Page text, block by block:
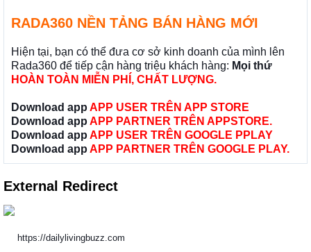
RADA360 NỀN TẢNG BÁN HÀNG MỚI
Hiện tại, bạn có thể đưa cơ sở kinh doanh của mình lên
Rada360 để tiếp cận hàng triệu khách hàng: Mọi thứ
HOÀN TOÀN MIỄN PHÍ, CHẤT LƯỢNG.
Download app APP USER TRÊN APP STORE
Download app APP PARTNER TRÊN APPSTORE.
Download app APP USER TRÊN GOOGLE PPLAY
Download app APP PARTNER TRÊN GOOGLE PLAY.
External Redirect
https://dailylivingbuzz.com